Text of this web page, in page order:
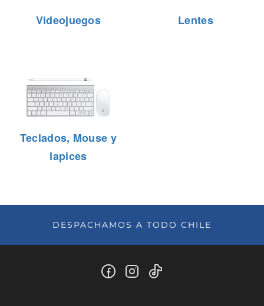
Videojuegos Lentes
Teclados, Mouse y
lapices
DESPACHAMOS A TODO CHILE